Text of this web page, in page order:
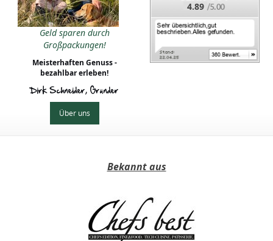
Geld sparen durch
Großpackungen!
Meisterhaften Genuss -
bezahlbar erleben!
Dirk Schneider, Gründer
Über uns
4.89
Bekannt aus